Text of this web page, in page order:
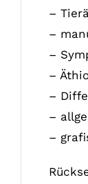
–
–
–
–
–
–
–